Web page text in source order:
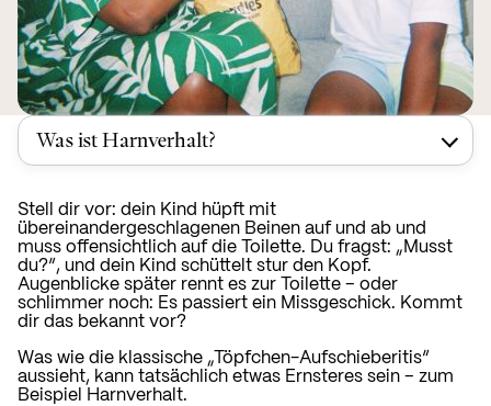
Was ist Harnverhalt?
Stell dir vor: dein Kind hüpft mit
übereinandergeschlagenen Beinen auf und ab und
muss offensichtlich auf die Toilette. Du fragst: „Musst
du?“, und dein Kind schüttelt stur den Kopf.
Augenblicke später rennt es zur Toilette – oder
schlimmer noch: Es passiert ein Missgeschick. Kommt
dir das bekannt vor?
Was wie die klassische „Töpfchen-Aufschieberitis“
aussieht, kann tatsächlich etwas Ernsteres sein – zum
Beispiel Harnverhalt.